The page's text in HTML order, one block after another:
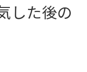
した後の